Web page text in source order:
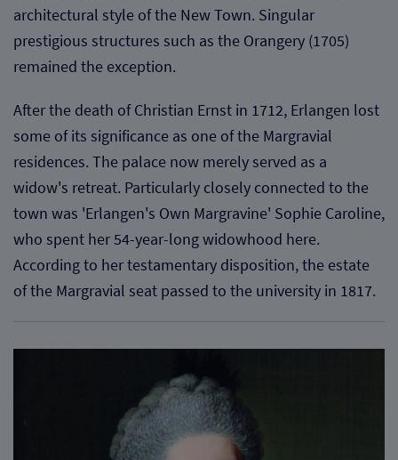
Eingebundene Inhalte
Optional sind externe Inhalte auf den Seiten dieser Website
eingebunden. Das können Kartendienste wie z.B. Google Maps sein
oder auch Anwendungen einer externen Website.
architectural style of the New Town. Singular
prestigious structures such as the Orangery (1705)
remained the exception.
After the death of Christian Ernst in 1712, Erlangen lost
some of its significance as one of the Margravial
residences. The palace now merely served as a
widow's retreat. Particularly closely connected to the
town was 'Erlangen's Own Margravine' Sophie Caroline,
who spent her 54-year-long widowhood here.
According to her testamentary disposition, the estate
of the Margravial seat passed to the university in 1817.